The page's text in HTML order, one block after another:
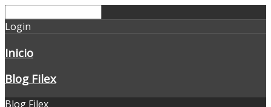
Login
Inicio
Blog Filex
Blog Filex